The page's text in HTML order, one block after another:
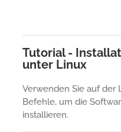
Tutorial -
unter Linux
Verwenden Sie auf der
Befehle, um die
installieren.